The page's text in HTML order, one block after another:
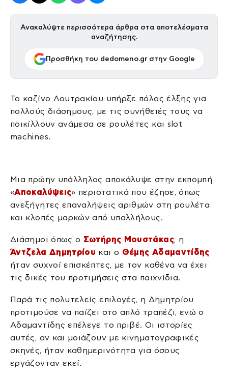
Ανακαλύψτε περισσότερα άρθρα στα αποτελέσματα
αναζήτησης.
Προσθήκη του dedomeno.gr στην Google
Το καζίνο Λουτρακίου υπήρξε πόλος έλξης για
πολλούς διάσημους, με τις συνήθειές τους να
ποικίλλουν ανάμεσα σε ρουλέτες και slot
machines.
Μια πρώην υπάλληλος αποκάλυψε στην εκπομπή
«Αποκαλύψεις» περιστατικά που έζησε, όπως
ανεξήγητες επαναλήψεις αριθμών στη ρουλέτα
και κλοπές μαρκών από υπαλλήλους.
Διάσημοι όπως ο Σωτήρης Μουστάκας, η
Άντζελα Δημητρίου και ο Θέμης Αδαμαντίδης
ήταν συχνοί επισκέπτες, με τον καθένα να έχει
τις δικές του προτιμήσεις στα παιχνίδια.
Παρά τις πολυτελείς επιλογές, η Δημητρίου
προτιμούσε να παίζει στο απλό τραπέζι, ενώ ο
Αδαμαντίδης επέλεγε το πριβέ. Οι ιστορίες
αυτές, αν και μοιάζουν με κινηματογραφικές
σκηνές, ήταν καθημερινότητα για όσους
εργάζονταν εκεί.